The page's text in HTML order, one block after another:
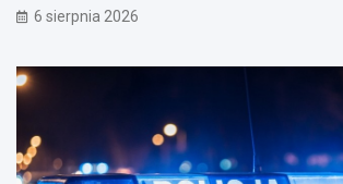
6 sierpnia 2026